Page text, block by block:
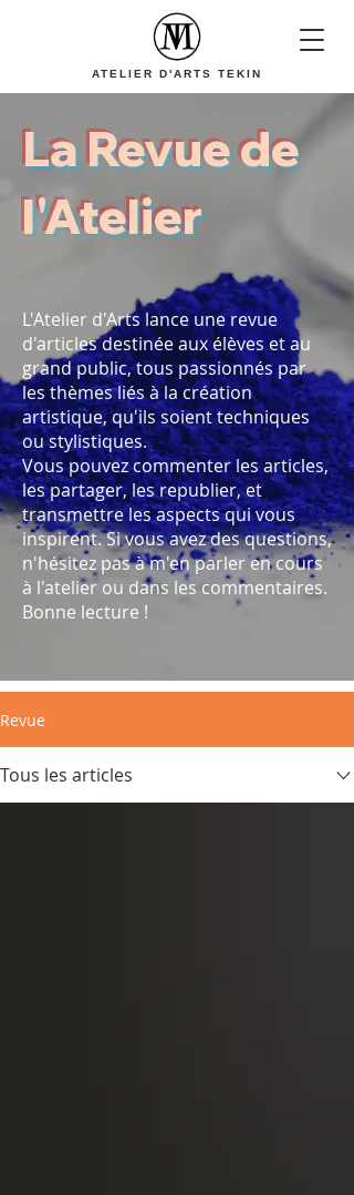
ATELIER D'ARTS TEKIN
La Revue de
l'Atelier
L'Atelier d'Arts lance une revue
d'articles destinée aux élèves et au
grand public, tous passionnés par
les thèmes liés à la création
artistique, qu'ils soient techniques
ou stylistiques.
Vous pouvez commenter les articles,
les partager, les republier, et
transmettre les aspects qui vous
inspirent. Si vous avez des questions,
n'hésitez pas à m'en parler en cours
à l'atelier ou dans les commentaires.
Bonne lecture !
Revue
Tous les articles